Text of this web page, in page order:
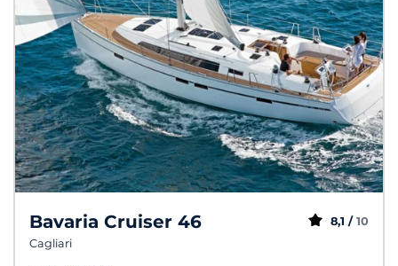
Bavaria Cruiser 46
Cagliari
8,1 / 10